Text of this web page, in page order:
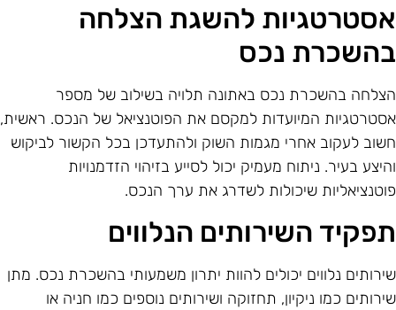
להשגת הצלחה
נכס
בהשכרת נכס באתונה תלויה בשילוב של מספר
המיועדות למקסם את הפוטנציאל של הנכס. ראשית,
לעקוב אחרי מגמות השוק ולהתעדכן בכל הקשור לביקוש
בעיר. ניתוח מעמיק יכול לסייע בזיהוי הזדמנויות
שיכולות לשדרג את ערך הנכס.
השירותים הנלווים
נלווים יכולים להוות יתרון משמעותי בהשכרת נכס. מתן
כמו ניקיון, תחזוקה ושירותים נוספים כמו חניה או